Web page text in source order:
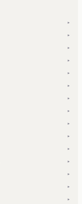
▾
▾
▾
▾
▾
▾
▾
▾
▾
▾
▾
▾
▾
▾
▾